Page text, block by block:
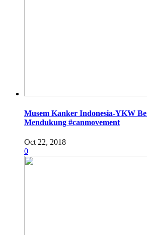
Musem Kanker Indonesia-YKW
Mendukung #canmovement
Oct 22, 2018
0